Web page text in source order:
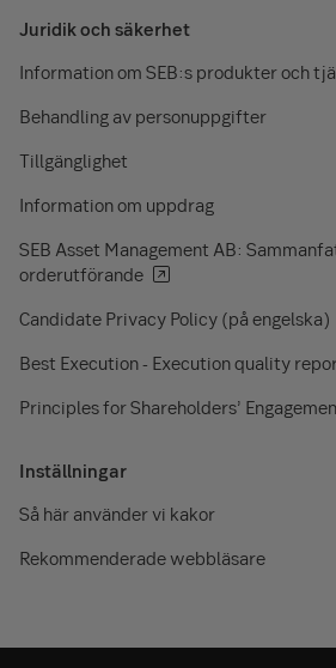
Juridik och säkerhet
Information om SEB:s produkter och
Behandling av personuppgifter
Tillgänglighet
Information om uppdrag
SEB Asset Management AB:
orderutförande
Candidate Privacy Policy (på engelska)
Best Execution - Execution quality
Principles for Shareholders’
Inställningar
Så här använder vi kakor
Rekommenderade webbläsare